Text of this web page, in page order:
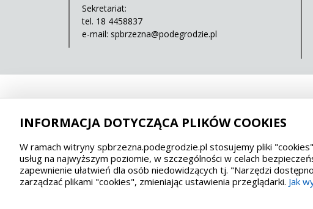
Sekretariat:
tel. 18 4458837
e-mail: spbrzezna@podegrodzie.pl
INFORMACJA DOTYCZĄCA PLIKÓW COOKIES
W ramach witryny spbrzezna.podegrodzie.pl stosujemy pliki
usług na najwyższym poziomie, w szczególności w celach
zapewnienie ułatwień dla osób niedowidzących tj. "Narzędzi
zarządzać plikami "cookies", zmieniając ustawienia przeglądarki. Jak